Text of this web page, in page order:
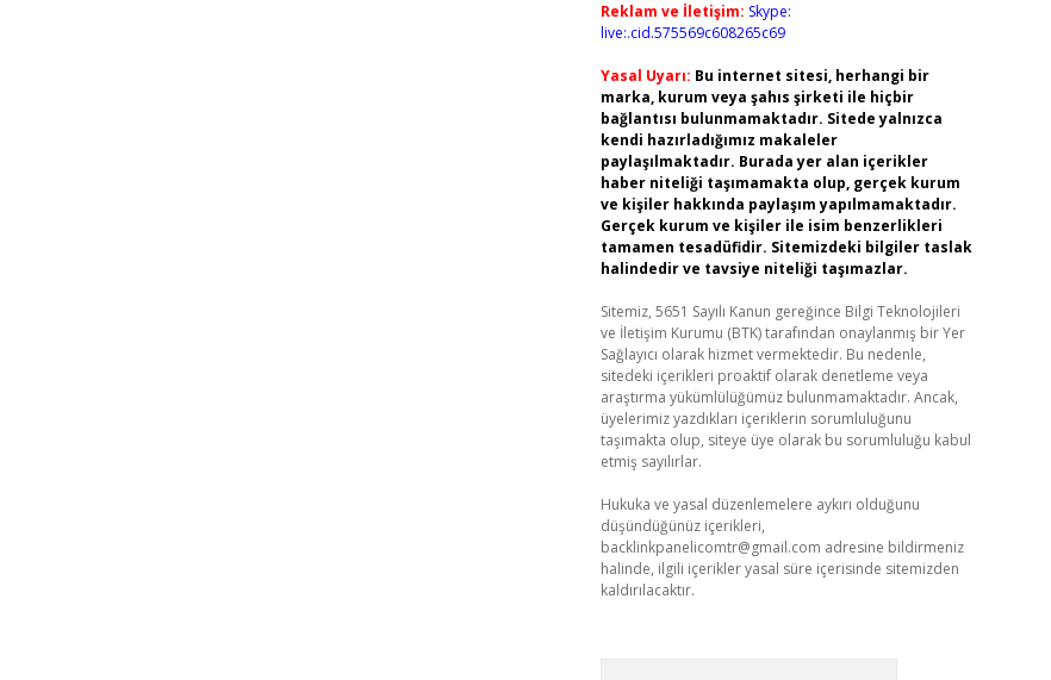
Reklam ve İletişim: Skype:
live:.cid.575569c608265c69
Yasal Uyarı: Bu internet sitesi, herhangi bir
marka, kurum veya şahıs şirketi ile hiçbir
bağlantısı bulunmamaktadır. Sitede yalnızca
kendi hazırladığımız makaleler
paylaşılmaktadır. Burada yer alan içerikler
haber niteliği taşımamakta olup, gerçek kurum
ve kişiler hakkında paylaşım yapılmamaktadır.
Gerçek kurum ve kişiler ile isim benzerlikleri
tamamen tesadüfidir. Sitemizdeki bilgiler taslak
halindedir ve tavsiye niteliği taşımazlar.
Sitemiz, 5651 Sayılı Kanun gereğince Bilgi Teknolojileri
ve İletişim Kurumu (BTK) tarafından onaylanmış bir Yer
Sağlayıcı olarak hizmet vermektedir. Bu nedenle,
sitedeki içerikleri proaktif olarak denetleme veya
araştırma yükümlülüğümüz bulunmamaktadır. Ancak,
üyelerimiz yazdıkları içeriklerin sorumluluğunu
taşımakta olup, siteye üye olarak bu sorumluluğu kabul
etmiş sayılırlar.
Hukuka ve yasal düzenlemelere aykırı olduğunu
düşündüğünüz içerikleri,
backlinkpanelicomtr@gmail.com adresine bildirmeniz
halinde, ilgili içerikler yasal süre içerisinde sitemizden
kaldırılacaktır.